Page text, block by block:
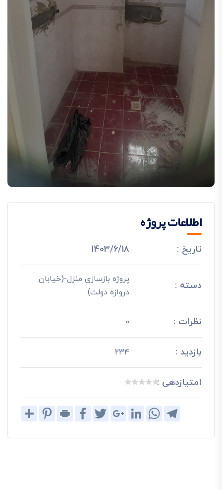
اطلاعات پروژه
تاریخ : 1403/6/18
دسته :
پروژه بازسازی منزل-(خیابان
دروازه دولت)
نظرات : 0
بازدید : 234
امتیازدهی :
Share
PinterestPrint
FacebookTwitterGoogle+LinkedIn
WhatsAppTelegram